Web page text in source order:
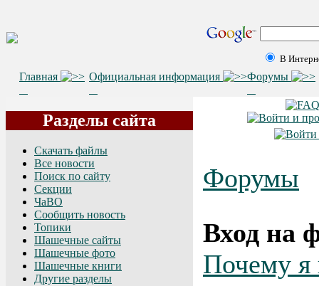
В
Главная Официальная информация Форумы
Разделы сайта
Скачать файлы
Все новости
Поиск по сайту
Секции
ЧаВО
Сообщить новость
Топики
Шашечные сайты
Шашечные фото
Шашечные книги
Другие разделы
Форумы
Вход на
Почему я